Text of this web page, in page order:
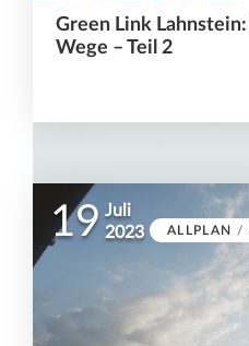
Green Link
Wege – Teil 2
ALLPLAN /
19 Juli
2023